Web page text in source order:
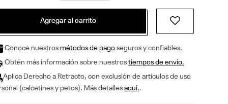
Agregar al carrito
Conoce nuestros métodos de pagoseguros y confiables.
Obtén más información sobre nuestros tiempos de envío.
Aplica Derecho a Retracto, con exclusión de artículos de uso
(calcetines y petos). Más detalles aquí..